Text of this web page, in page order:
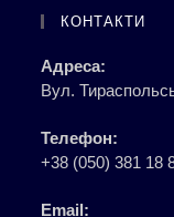
КОНТАКТИ
Адреса:
Вул.
Телефон:
+38 (050) 381 18
Email: